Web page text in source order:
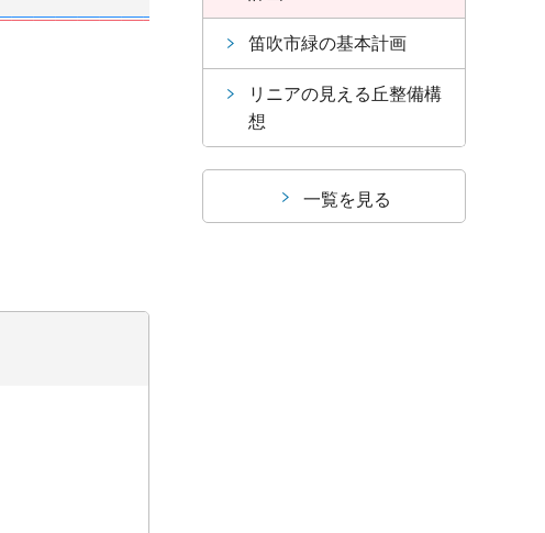
笛吹市緑の基本計画
リニアの見える丘整備構
想
一覧を見る